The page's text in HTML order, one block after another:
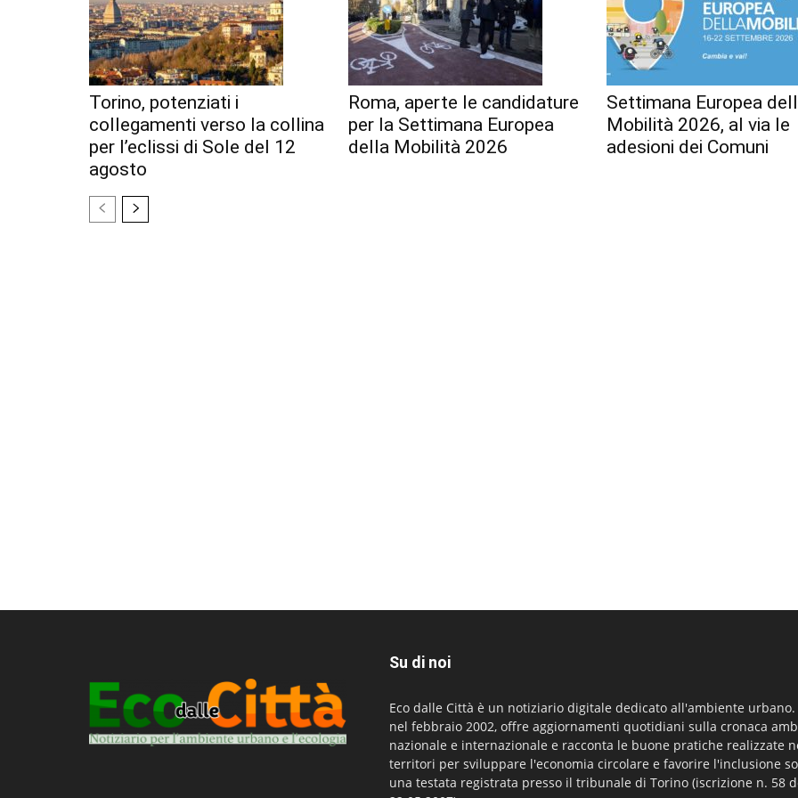
Torino, potenziati i
collegamenti verso la collina
per l’eclissi di Sole del 12
agosto
Roma, aperte le candidature
per la Settimana Europea
della Mobilità 2026
Settimana Europea
Mobilità 2026, al via le
adesioni dei Comuni
Su di noi
Eco dalle Città è un notiziario digitale dedicato all'ambiente
nel febbraio 2002, offre aggiornamenti quotidiani sulla cronaca
nazionale e internazionale e racconta le buone pratiche realizzate
territori per sviluppare l'economia circolare e favorire l'inclusione
una testata registrata presso il tribunale di Torino (iscrizione n. 58